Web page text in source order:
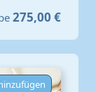
275,00 €